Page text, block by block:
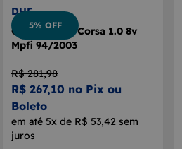
DHF
Cárter Motor Corsa 1.0 8v
Mpfi 94/2003
R$ 281,98
R$ 267,10 no Pix ou
Boleto
em até 5x de R$ 53,42 sem
juros
5% OFF